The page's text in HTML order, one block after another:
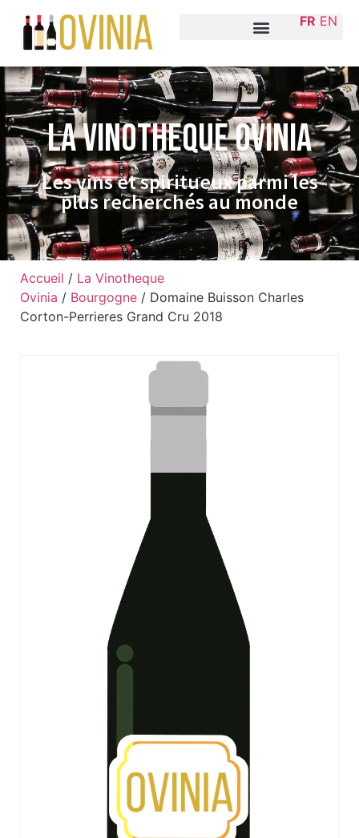
FR EN
La VINOTHEQUE Ovinia
Les vins et spiritueux parmi les
plus recherchés au monde
Accueil / La Vinotheque
Ovinia / Bourgogne / Domaine Buisson Charles
Corton-Perrieres Grand Cru 2018